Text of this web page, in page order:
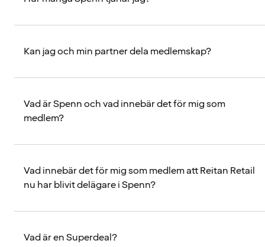
Kan jag och min partner dela medlemskap?
Vad är Spenn och vad innebär det för mig som
medlem?
Vad innebär det för mig som medlem att Reitan Retail
nu har blivit delägare i Spenn?
Vad är en Superdeal?